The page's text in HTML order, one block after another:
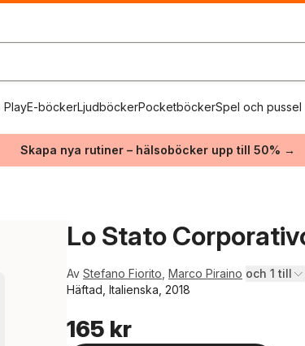
PlayE-böckerLjudböckerPocketböckerSpel och pussel
Skapa nya rutiner – hälsoböcker upp till 50% →
Lo Stato
Av Stefano Fiorito Marco Piraino och 1 till
Häftad, Italienska, 2018
165 kr